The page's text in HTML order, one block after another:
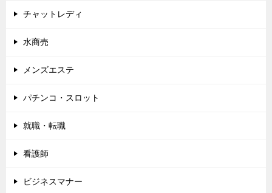
チャットレディ
水商売
メンズエステ
パチンコ・スロット
就職・転職
看護師
ビジネスマナー